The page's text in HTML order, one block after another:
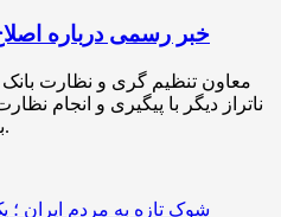
خبر رسمی درباره
معاون تنظیم گری و نظارت
ناتراز دیگر با پیگیری و انجام
به جرگه بانک‌های تراز وارد شوند.